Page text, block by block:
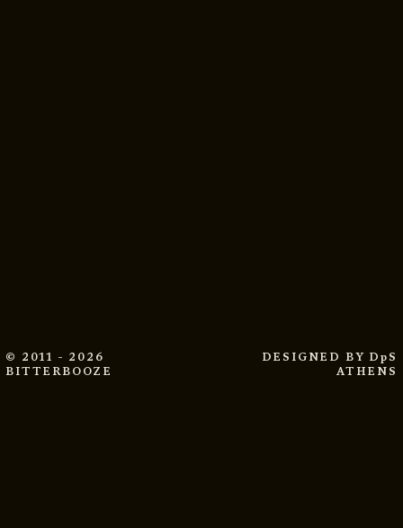
© 2011 - 2026
BITTERBOOZE
DESIGNED BY DpS
ATHENS